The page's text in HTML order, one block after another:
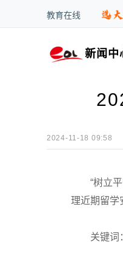
教育在线
新闻中
2024-11-18 09:58
“树立平
理近期留学
关键词